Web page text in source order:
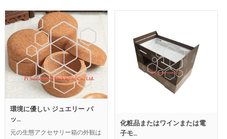
環境に優しい ジュエリー パ
ッ…
元の生態アクセサリー箱の外観は
化粧品またはワインまたは電
子モ…